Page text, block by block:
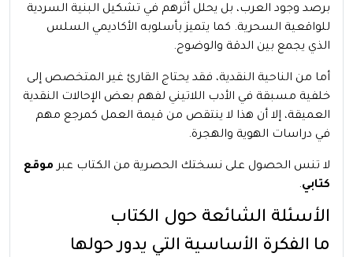
برصد وجود العرب، بل يحلل أثرهم في تشكيل البنية السردية
للواقعية السحرية. كما يتميز بأسلوبه الأكاديمي السلس
الذي يجمع بين الدقة والوضوح.
أما من الناحية النقدية، فقد يحتاج القارئ غير المتخصص إلى
خلفية مسبقة في الأدب اللاتيني لفهم بعض الإحالات النقدية
العميقة، إلا أن هذا لا ينتقص من قيمة العمل كمرجع مهم
في دراسات الهوية والهجرة.
لا تنس الحصول على نسختك الحصرية من الكتاب عبرموقع
كتابي.
الأسئلة الشائعة حول الكتاب
ما الفكرة الأساسية التي يدور حولها